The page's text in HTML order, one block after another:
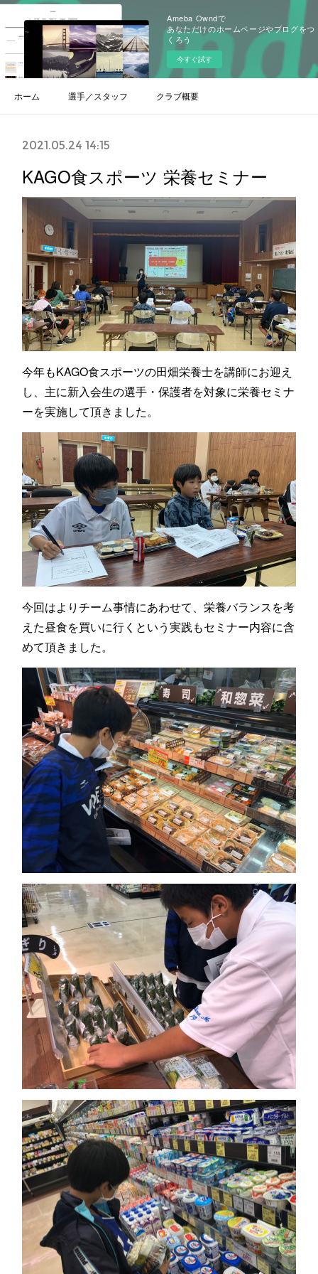
Ameba Owndで
あなただけのホームページやブログをつ
くろう
今すぐ試す
ホーム 選手／スタッフ クラブ概要
2021.05.24 14:15
KAGO食スポーツ 栄養セミナー
今年もKAGO食スポーツの田畑栄養士を講師にお迎え
し、主に新入会生の選手・保護者を対象に栄養セミナ
ーを実施して頂きました。
今回はよりチーム事情にあわせて、栄養バランスを考
えた昼食を買いに行くという実践もセミナー内容に含
めて頂きました。